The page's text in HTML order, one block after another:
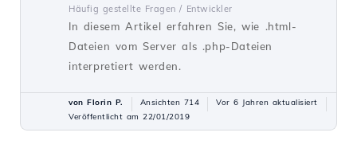
Häufig gestellte Fragen / Entwickler
In diesem Artikel erfahren Sie, wie .html-
Dateien vom Server als .php-Dateien
interpretiert werden.
von Florin P. Ansichten 714
Vor 6 Jahren aktualisiert
Veröffentlicht am 22/01/2019